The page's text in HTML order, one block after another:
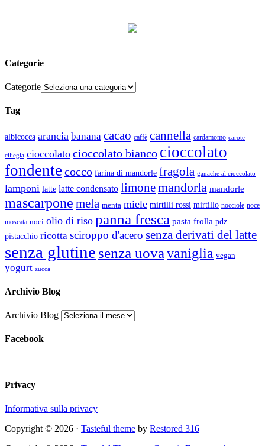
Categorie
Categorie
Tag
albicocca arancia banana cacao caffè cannella cardamomo carote
ciliegia cioccolato cioccolato bianco cioccolato
fondente cocco farina di mandorle fragola ganache al cioccolato
lamponi latte latte condensato limonemandorla mandorle
mascarpone mela menta miele mirtilli rossi mirtillo nocciole noce
moscata noci olio di riso panna fresca pasta frolla pdz
pistacchio ricotta sciroppo d'acero senza derivati del latte
senza glutine senza uovavaniglia vegan
yogurt zucca
Archivio Blog
Archivio Blog
Facebook
Privacy
Informativa sulla privacy
Copyright © 2026 · Tasteful theme by Restored 316